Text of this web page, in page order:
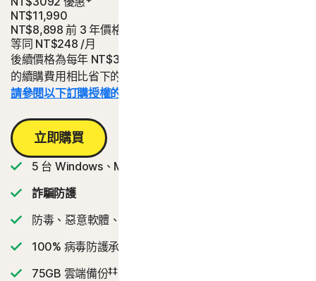
NT$11,990
NT$8,898 前 3 年價格
等同 NT$248 /月
後續價格為每年 NT$3,990。與為期三年、每年 NT$3,990
的續購費用相比省下的金額。
請參閱以下訂購授權的詳細資料。*
立即購買
5 台 Windows、Mac、平板電腦或手機
詐騙防護
防毒、惡意軟體、勒索軟體和駭客防護
100% 病毒防護承諾
75GB 雲端備份‡‡,4